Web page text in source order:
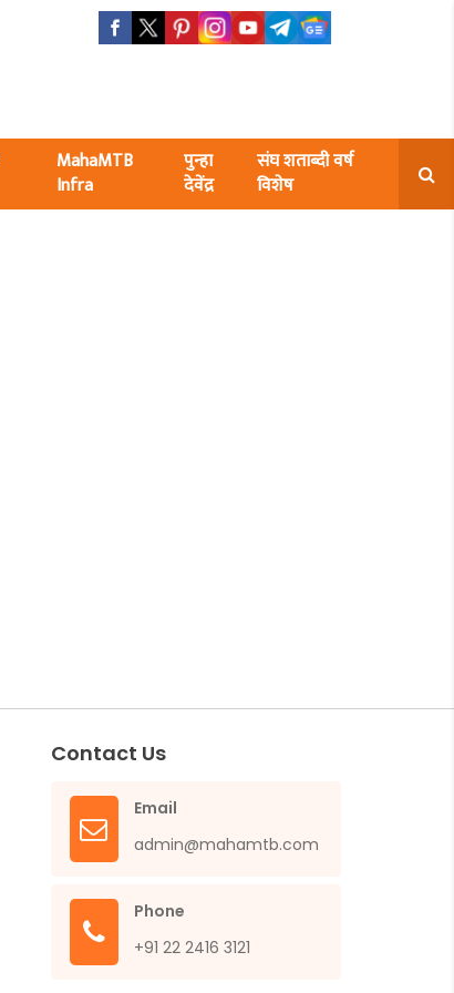
MahaMTB
Infra
पुन्हा
देवेंद्र
संघ शताब्दी वर्ष
विशेष
Contact Us
Email
admin@mahamtb.com
Phone
+91 22 2416 3121